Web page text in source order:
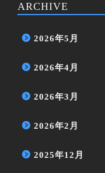
ARCHIVE
2026年5月
2026年4月
2026年3月
2026年2月
2025年12月